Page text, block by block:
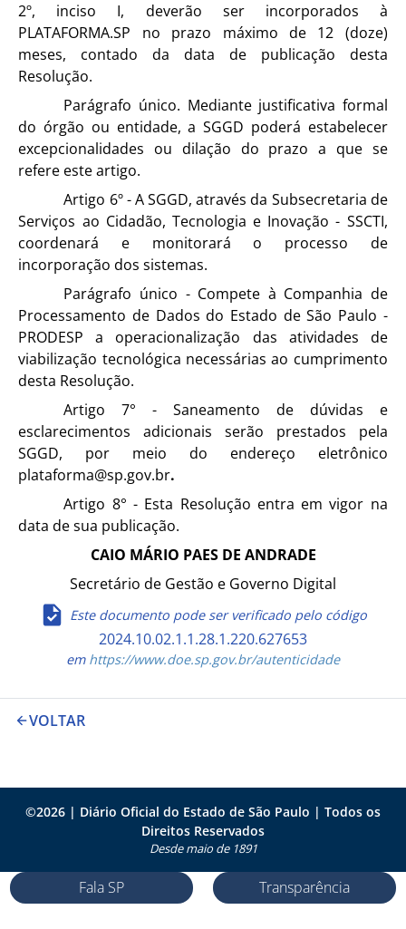
2º, inciso I, deverão ser incorporados à
PLATAFORMA.SP no prazo máximo de 12 (doze)
meses, contado da data de publicação desta
Resolução.
Parágrafo único. Mediante justificativa formal
do órgão ou entidade, a SGGD poderá estabelecer
excepcionalidades ou dilação do prazo a que se
refere este artigo.
Artigo 6º - A SGGD, através da Subsecretaria de
Serviços ao Cidadão, Tecnologia e Inovação - SSCTI,
coordenará e monitorará o processo de
incorporação dos sistemas.
Parágrafo único - Compete à Companhia de
Processamento de Dados do Estado de São Paulo -
PRODESP a operacionalização das atividades de
viabilização tecnológica necessárias ao cumprimento
desta Resolução.
Artigo 7° - Saneamento de dúvidas e
esclarecimentos adicionais serão prestados pela
SGGD, por meio do endereço eletrônico
plataforma@sp.gov.br.
Artigo 8° - Esta Resolução entra em vigor na
data de sua publicação.
CAIO MÁRIO PAES DE ANDRADE
Secretário de Gestão e Governo Digital
Este documento pode ser verificado pelo código
2024.10.02.1.1.28.1.220.627653
emhttps://www.doe.sp.gov.br/autenticidade
VOLTAR
©2026 | Diário Oficial do Estado de São Paulo | Todos os
Direitos Reservados
Desde maio de 1891
Fala SP Transparência